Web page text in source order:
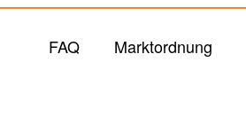
FAQ Marktordnung